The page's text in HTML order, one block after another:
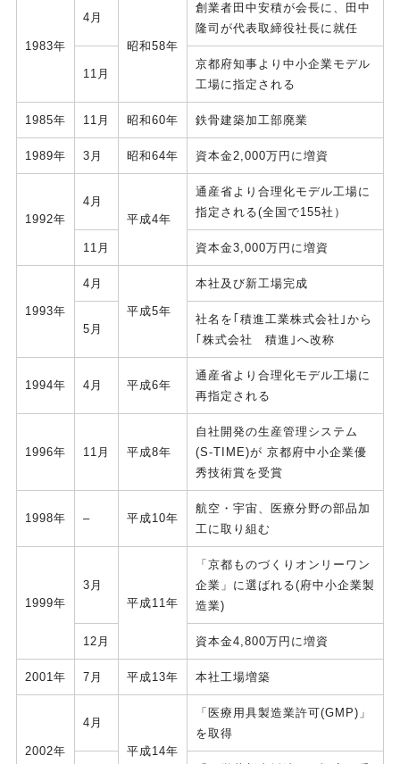
1983年
4月
昭和58年
創業者田中安積が会長に、田中
隆司が代表取締役社長に就任
11月
京都府知事より中小企業モデル
工場に指定される
1985年 11月 昭和60年 鉄骨建築加工部廃業
1989年 3月 昭和64年 資本金2,000万円に増資
1992年
4月
平成4年
通産省より合理化モデル工場に
指定される(全国で155社）
11月 資本金3,000万円に増資
1993年
4月
平成5年
本社及び新工場完成
5月
社名を｢積進工業株式会社｣から
｢株式会社 積進｣へ改称
1994年 4月 平成6年
通産省より合理化モデル工場に
再指定される
1996年 11月 平成8年
自社開発の生産管理システム
(S-TIME)が 京都府中小企業優
秀技術賞を受賞
1998年 – 平成10年
航空・宇宙、医療分野の部品加
工に取り組む
1999年
3月
平成11年
「京都ものづくりオンリーワン
企業」に選ばれる(府中小企業製
造業)
12月 資本金4,800万円に増資
2001年 7月 平成13年 本社工場増築
2002年
4月
平成14年
「医療用具製造業許可(GMP)」
を取得